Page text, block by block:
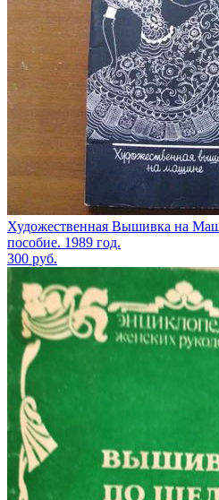
Художественная Вышивка на
пособие. 1989 год.
300 руб.